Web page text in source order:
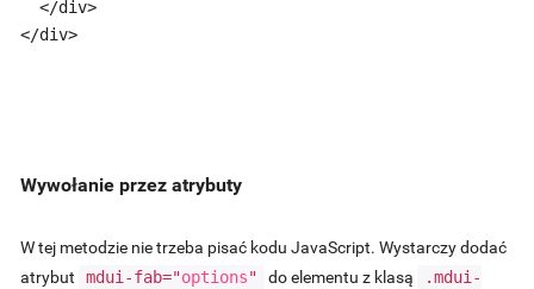
  </div>
</div>
Wywołanie przez atrybuty
W tej metodzie nie trzeba pisać kodu JavaScript. Wystarczy dodać
atrybut
mdui-fab="options" do elementu z klasą
.mdui-